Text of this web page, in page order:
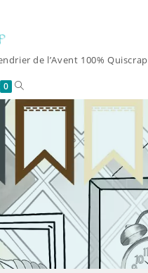
de l’Avent 100% Quiscrap
0 Toggle
website
search